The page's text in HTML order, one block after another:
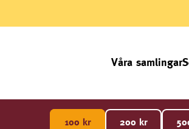
Våra samlingar
100 kr 200 kr